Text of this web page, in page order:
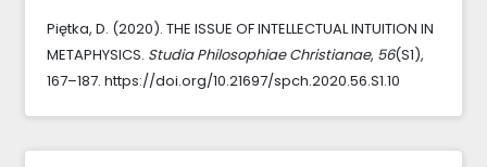
Piętka, D. (2020). THE ISSUE OF INTELLECTUAL INTUITION IN
METAPHYSICS. Studia Philosophiae Christianae, 56(S1),
167–187. https://doi.org/10.21697/spch.2020.56.S1.10